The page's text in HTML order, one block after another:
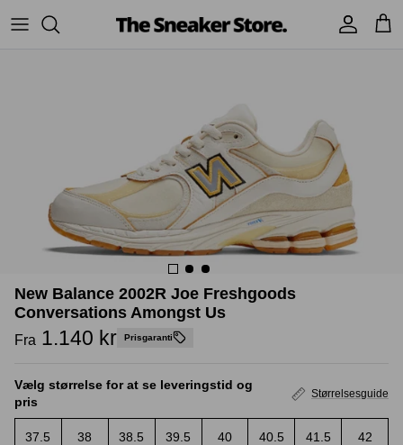
UGG
Yeezy
Jordans
New Balance
Andre brands
BAPE - A Bathing Ape
TSS Collection
Accessories Sneaker boks
New Balance 2002R Joe Freshgoods
Conversations Amongst Us
Fra 1.140 kr Prisgaranti
Vælg størrelse for at se leveringstid og
pris
Størrelsesguide
37.5 38 38.5 39.5 40 40.5 41.5 42